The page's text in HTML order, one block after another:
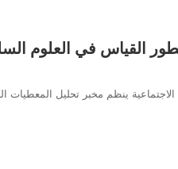
القياس في العلوم
ينظم مخبر تحليل المعطيات